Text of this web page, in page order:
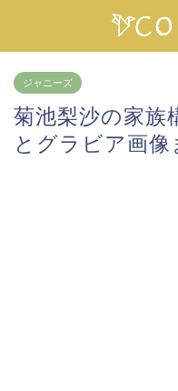
ジャニーズ
菊池梨沙の家族
とグラビア画像